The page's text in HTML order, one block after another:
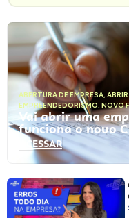
ABERTURA DE EMPRESA,
EMPREENDEDORISMO, NOVO
Vai abrir uma
funciona o novo
ACESSAR